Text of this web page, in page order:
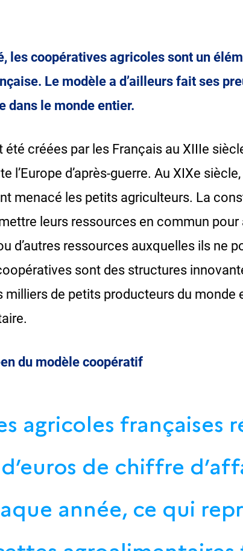
les coopératives agricoles sont un
Le modèle a d’ailleurs fait ses
dans le monde entier.
créées par les Français au XIIIe
l’Europe d’après-guerre. Au XIXe
menacé les petits agriculteurs. La
leurs ressources en commun pour
d’autres ressources auxquelles ils ne
sont des structures
de petits producteurs du monde
du modèle coopératif
agricoles françaises
de chiffre
année, ce qui